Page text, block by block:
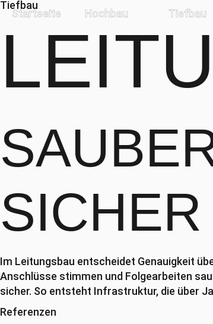
Startseite Hochbau Tiefbau
Tiefbau
SICHER
Im Leitungsbau entscheidet Genauigkeit
Anschlüsse stimmen und Folgearbeiten
sicher. So entsteht Infrastruktur, die über
Referenzen